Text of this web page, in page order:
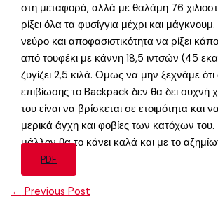
στη μεταφορά, αλλά με θαλάμη 76
ρίξει όλα τα φυσίγγια μέχρι και μάγκνουμ.
νεύρο και αποφασιστικότητα να ρίξει
από τουφέκι με κάννη 18,5 ιντσών (45
ζυγίζει 2,5 κιλά. Ομως να μην ξεχνάμε
επιβίωσης το Backpack δεν θα δει συχνή
του είναι να βρίσκεται σε ετοιμότητα και
μερικά άγχη και φοβίες των κατόχων του.
μάλλον θα το κάνει καλά και με το
PDF
← Previous Post